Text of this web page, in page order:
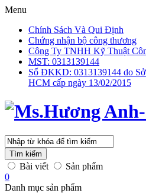
Menu
Chính Sách Và Qui Định
Chứng nhận bộ công thương
Công Ty TNHH Kỹ Thuật
MST: 0313139144
Số ĐKKD: 0313139144 do
HCM cấp ngày 13/02/2015
Tìm kiếm
Bài viết
Sản phẩm
0
Danh mục sản phẩm